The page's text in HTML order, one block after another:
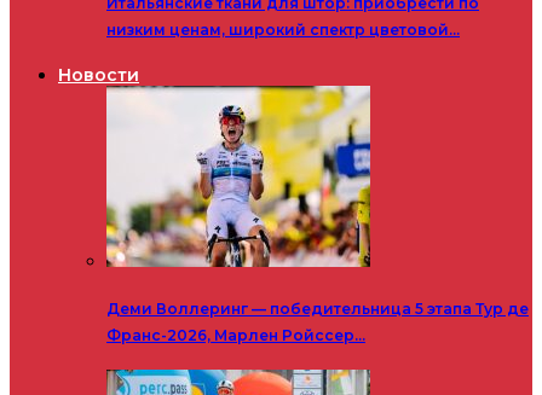
низким ценам, широкий спектр цветовой…
Новости
Деми Воллеринг — победительница 5 этапа Тур де
Франс-2026, Марлен Ройссер…